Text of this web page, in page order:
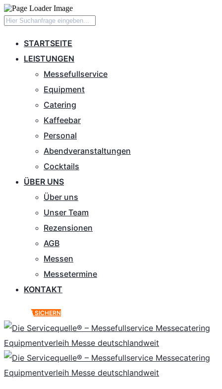
STARTSEITE
LEISTUNGEN
Messefullservice
Equipment
Catering
Kaffeebar
Personal
Abendveranstaltungen
Cocktails
ÜBER UNS
Über uns
Unser Team
Rezensionen
AGB
Messen
Messetermine
KONTAKT
ANGEBOT SICHERN